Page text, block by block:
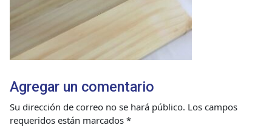
Agregar un comentario
Su dirección de correo no se hará público. Los campos
requeridos están marcados *